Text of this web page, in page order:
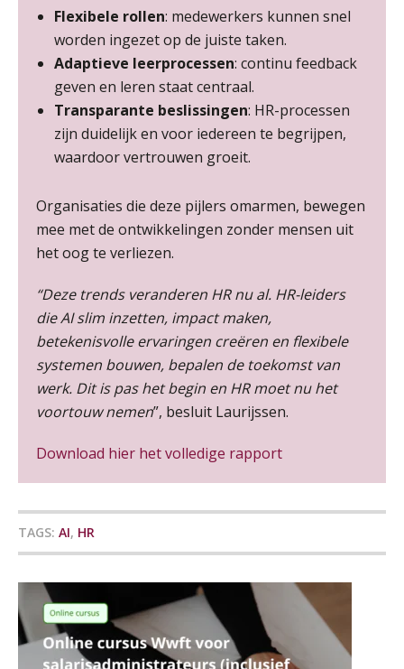
Flexibele rollen: medewerkers kunnen snel
worden ingezet op de juiste taken.
Adaptieve leerprocessen: continu feedback
geven en leren staat centraal.
Transparante beslissingen: HR-processen
zijn duidelijk en voor iedereen te begrijpen,
waardoor vertrouwen groeit.
Organisaties die deze pijlers omarmen, bewegen
mee met de ontwikkelingen zonder mensen uit
het oog te verliezen.
“Deze trends veranderen HR nu al. HR-leiders
die AI slim inzetten, impact maken,
betekenisvolle ervaringen creëren en flexibele
systemen bouwen, bepalen de toekomst van
werk. Dit is pas het begin en HR moet nu het
voortouw nemen”, besluit Laurijssen.
Download hier het volledige rapport
TAGS: AI, HR
De mensen achter de loonstrook: in
gesprek met Susan Hendriks
Je helpt klanten met hun
administratie — maar hoe zit het met
Hoe behoud je financiële talenten in
terugbetaald krijgen
Grip op uren per dienst: 7
veelgemaakte fouten in
projectadministratie
17
SEP
Training Grenzen aangeven met zelfvertrouwen en respect
MOCuitgevers
17
SEP
MOCuitgevers
17
17
SEP
Cursus Samen sterk: efficiënte samenwerking tussen HR en salarisadministratie
MOCuitgevers
21
SEP
Pensioen voor de salarisprofessional: ontdek welke verdieping bij jou past
MOCuitgevers
24
MOCuitgevers
24
29
SEP
30
SEP
MOCuitgevers